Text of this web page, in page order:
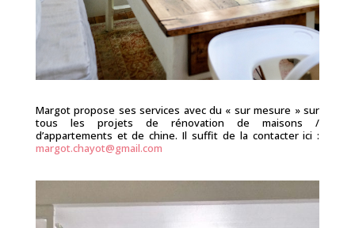
Margot propose ses services avec du « sur mesure » sur
tous les projets de rénovation de maisons /
d’appartements et de chine. Il suffit de la contacter ici :
margot.chayot@gmail.com